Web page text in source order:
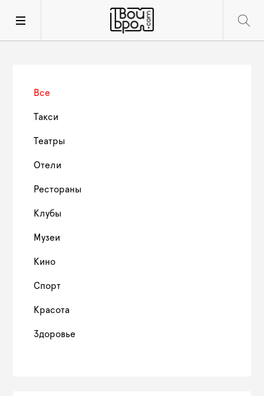
Все
Такси
Театры
Отели
Рестораны
Клубы
Музеи
Кино
Спорт
Красота
Здоровье